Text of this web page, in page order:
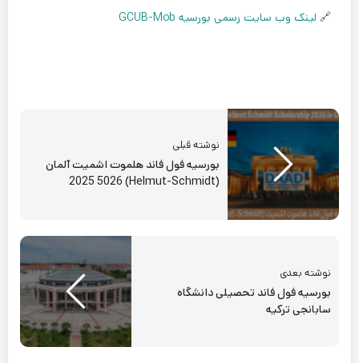
🔗 لینک وب سایت رسمی بورسیه GCUB-Mob
نوشته قبلی
بورسیه فول فاند هلموت اشمیت آلمان
(Helmut-Schmidt) 2025 5026
نوشته بعدی
بورسیه فول فاند تحصیلی دانشگاه
سابانجی ترکیه